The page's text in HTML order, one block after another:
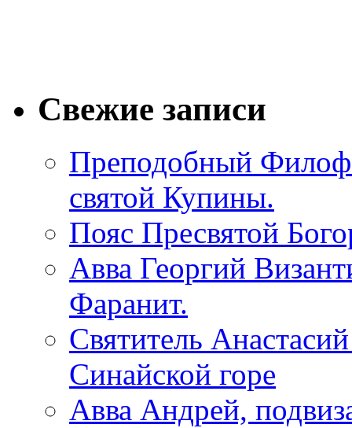
Свежие записи
Преподобный
святой Купины.
Пояс Пресвятой
Авва Георгий
Фаранит.
Святитель
Синайской горе
Авва Андрей,